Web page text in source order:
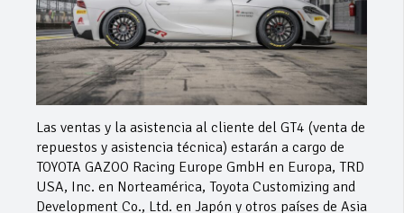
Las ventas y la asistencia al cliente del GT4 (venta de
repuestos y asistencia técnica) estarán a cargo de
TOYOTA GAZOO Racing Europe GmbH en Europa, TRD
USA, Inc. en Norteamérica, Toyota Customizing and
Development Co., Ltd. en Japón y otros países de Asia